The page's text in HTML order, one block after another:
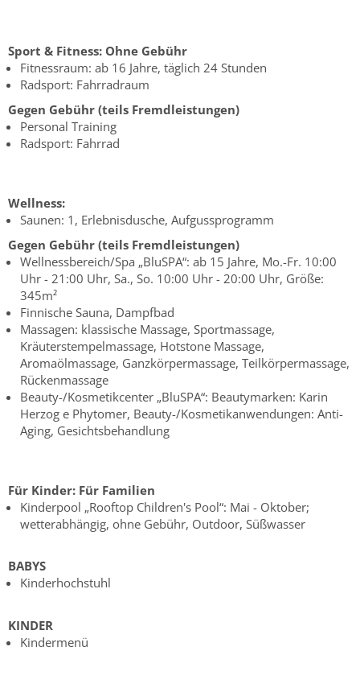
Sport & Fitness: Ohne Gebühr
Fitnessraum: ab 16 Jahre, täglich 24 Stunden
Radsport: Fahrradraum
Gegen Gebühr (teils Fremdleistungen)
Personal Training
Radsport: Fahrrad
Wellness:
Saunen: 1, Erlebnisdusche, Aufgussprogramm
Gegen Gebühr (teils Fremdleistungen)
Wellnessbereich/Spa „BluSPA“: ab 15 Jahre, Mo.-Fr. 10:00
Uhr - 21:00 Uhr, Sa., So. 10:00 Uhr - 20:00 Uhr, Größe:
345m²
Finnische Sauna, Dampfbad
Massagen: klassische Massage, Sportmassage,
Kräuterstempelmassage, Hotstone Massage,
Aromaölmassage, Ganzkörpermassage, Teilkörpermassage,
Rückenmassage
Beauty-/Kosmetikcenter „BluSPA“: Beautymarken: Karin
Herzog e Phytomer, Beauty-/Kosmetikanwendungen: Anti-
Aging, Gesichtsbehandlung
Für Kinder: Für Familien
Kinderpool „Rooftop Children's Pool“: Mai - Oktober;
wetterabhängig, ohne Gebühr, Outdoor, Süßwasser
BABYS
Kinderhochstuhl
KINDER
Kindermenü